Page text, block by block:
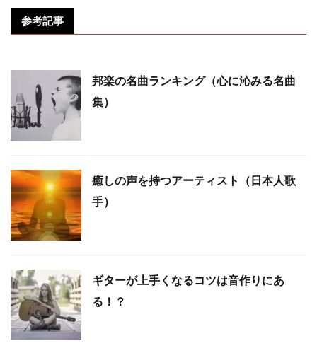
参考記事
邦楽の名曲ランキング（心に沁みる名曲
集）
癒しの声を持つアーティスト（日本人歌
手）
ギターが上手くなるコツは音作りにあ
る！？